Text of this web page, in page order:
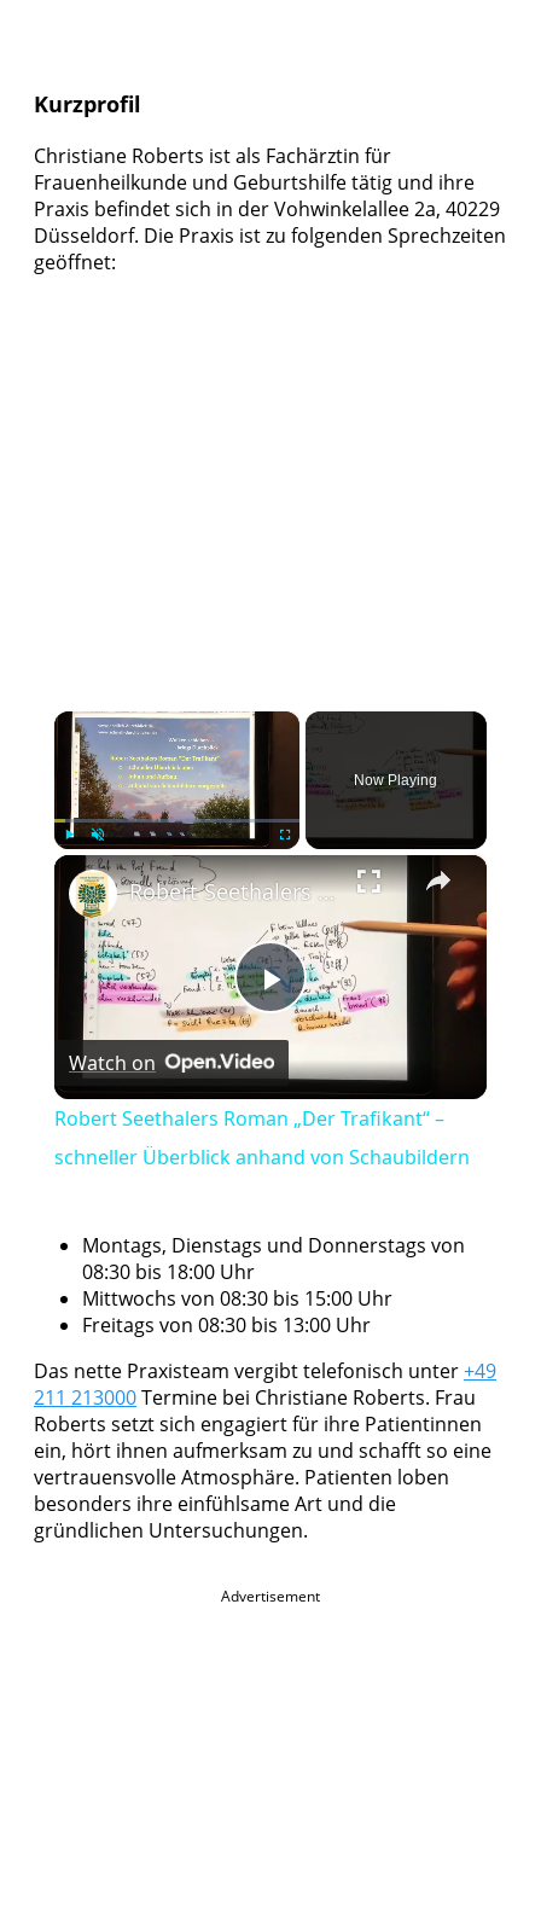
Kurzprofil
Christiane Roberts ist als Fachärztin für
Frauenheilkunde und Geburtshilfe tätig und ihre
Praxis befindet sich in der Vohwinkelallee 2a, 40229
Düsseldorf. Die Praxis ist zu folgenden Sprechzeiten
geöffnet:
×
Play Unmute Fullscreen
Now Playing
×
Play
Video
Robert Seethalers Roman „Der Trafikant“ – schneller Überblick anhand von Schaubildern
Watch on
Robert Seethalers Roman „Der Trafikant“ –
schneller Überblick anhand von Schaubildern
Montags, Dienstags und Donnerstags von
08:30 bis 18:00 Uhr
Mittwochs von 08:30 bis 15:00 Uhr
Freitags von 08:30 bis 13:00 Uhr
Das nette Praxisteam vergibt telefonisch unter+49
211 213000Termine bei Christiane Roberts. Frau
Roberts setzt sich engagiert für ihre Patientinnen
ein, hört ihnen aufmerksam zu und schafft so eine
vertrauensvolle Atmosphäre. Patienten loben
besonders ihre einfühlsame Art und die
gründlichen Untersuchungen.
Advertisement